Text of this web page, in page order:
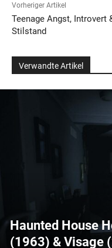
Vorheriger Artikel
Teenage Angst, Introvert
Stilstand
Verwandte Artikel
Haunted House
(1963) & Visage